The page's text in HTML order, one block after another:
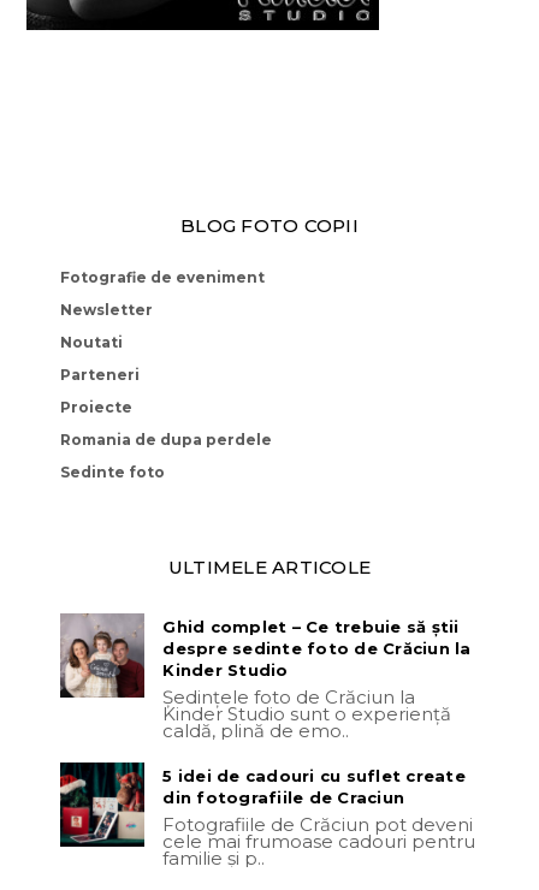
BLOG FOTO COPII
Fotografie de eveniment
Newsletter
Noutati
Parteneri
Proiecte
Romania de dupa perdele
Sedinte foto
ULTIMELE ARTICOLE
Ghid complet – Ce trebuie să știi
despre sedinte foto de Crăciun la
Kinder Studio
Ședințele foto de Crăciun la
Kinder Studio sunt o experiență
caldă, plină de emo..
5 idei de cadouri cu suflet create
din fotografiile de Craciun
Fotografiile de Crăciun pot deveni
cele mai frumoase cadouri pentru
familie și p..